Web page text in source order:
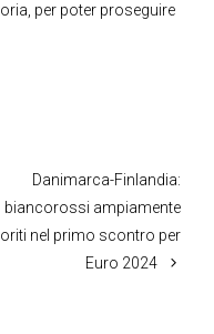
per poter proseguire
Danimarca-Finlandia:
biancorossi ampiamente
nel primo scontro per
Euro 2024